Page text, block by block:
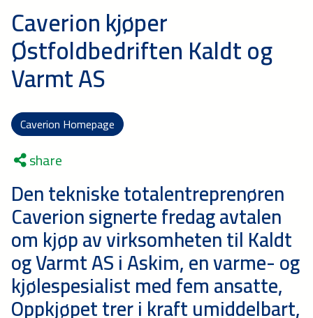
Caverion kjøper
Østfoldbedriften Kaldt og
Varmt AS
Caverion Homepage
share
Den tekniske totalentreprenøren
Caverion signerte fredag avtalen
om kjøp av virksomheten til Kaldt
og Varmt AS i Askim, en varme- og
kjølespesialist med fem ansatte,
Oppkjøpet trer i kraft umiddelbart,